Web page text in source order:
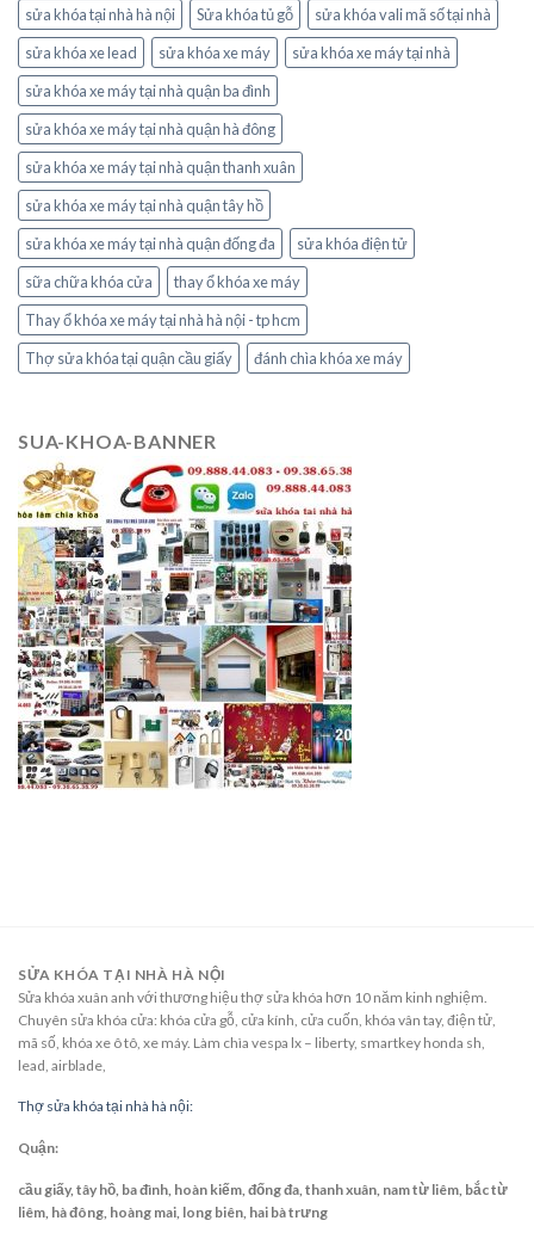
sửa khóa tại nhà hà nội
Sửa khóa tủ gỗ
sửa khóa vali mã số tại nhà
sửa khóa xe lead
sửa khóa xe máy
sửa khóa xe máy tại nhà
sửa khóa xe máy tại nhà quận ba đình
sửa khóa xe máy tại nhà quận hà đông
sửa khóa xe máy tại nhà quận thanh xuân
sửa khóa xe máy tại nhà quận tây hồ
sửa khóa xe máy tại nhà quận đống đa
sửa khóa điện tử
sữa chữa khóa cửa
thay ổ khóa xe máy
Thay ổ khóa xe máy tại nhà hà nội - tp hcm
Thợ sửa khóa tại quận cầu giấy
đánh chìa khóa xe máy
SUA-KHOA-BANNER
SỬA KHÓA TẠI NHÀ HÀ NỘI
Sửa khóa xuân anh với thương hiệu thợ sửa khóa hơn 10 năm kinh nghiệm.
Chuyên sửa khóa cửa: khóa cửa gỗ, cửa kính, cửa cuốn, khóa vân tay, điện tử,
mã số, khóa xe ô tô, xe máy. Làm chìa vespa lx – liberty, smartkey honda sh,
lead, airblade,
Thợ sửa khóa tại nhà hà nội:
Quận:
cầu giấy, tây hồ, ba đình, hoàn kiếm, đống đa, thanh xuân, nam từ liêm, bắc từ
liêm, hà đông, hoàng mai, long biên, hai bà trưng